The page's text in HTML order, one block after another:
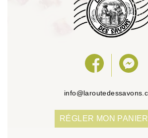
RÉGLER MON PANIER